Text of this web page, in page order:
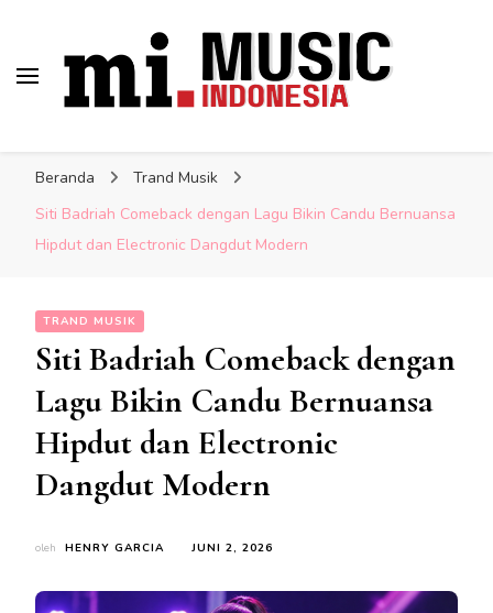
Update Musik Indonesia
Lengkap
Beranda
Trand Musik
Siti Badriah Comeback dengan Lagu Bikin Candu Bernuansa
Hipdut dan Electronic Dangdut Modern
TRAND MUSIK
Siti Badriah Comeback dengan
Lagu Bikin Candu Bernuansa
Hipdut dan Electronic
Dangdut Modern
oleh HENRY GARCIA JUNI 2, 2026